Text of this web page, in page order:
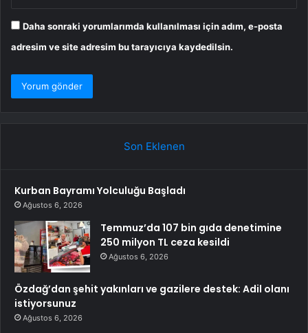
Daha sonraki yorumlarımda kullanılması için adım, e-posta
adresim ve site adresim bu tarayıcıya kaydedilsin.
Son Eklenen
Kurban Bayramı Yolculuğu Başladı
Ağustos 6, 2026
Temmuz’da 107 bin gıda denetimine
250 milyon TL ceza kesildi
Ağustos 6, 2026
Özdağ’dan şehit yakınları ve gazilere destek: Adil olanı
istiyorsunuz
Ağustos 6, 2026